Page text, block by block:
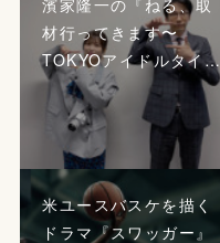
濱家隆一の『ねる、取
材行ってきます〜
TOKYOアイドルタイ…
米ユースバスケを描く
ドラマ『スワッガー』